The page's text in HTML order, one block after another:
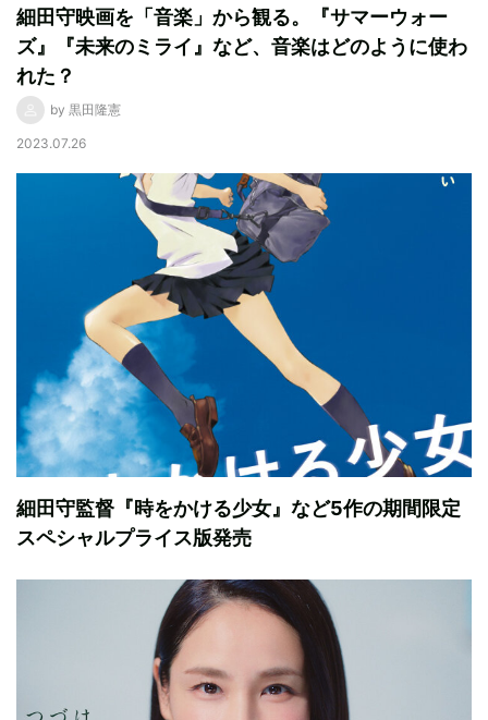
細田守映画を「音楽」から観る。『サマーウォー
ズ』『未来のミライ』など、音楽はどのように使わ
れた？
by 黒田隆憲
2023.07.26
細田守監督『時をかける少女』など5作の期間限定
スペシャルプライス版発売